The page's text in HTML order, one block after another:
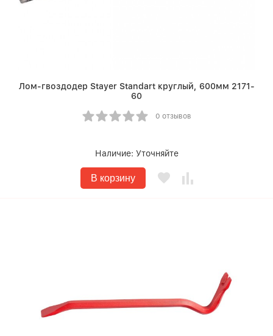
Лом-гвоздодер Stayer Standart круглый, 600мм 2171-
60
0 отзывов
Наличие: Уточняйте
В корзину